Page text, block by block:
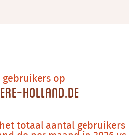
gebruikers op
holland.de
totaal aantal gebruikers